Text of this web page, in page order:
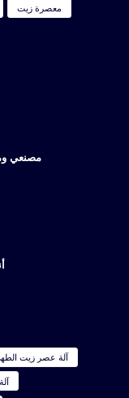
معصرة زيت
مصنعي
آلة عصر زيت